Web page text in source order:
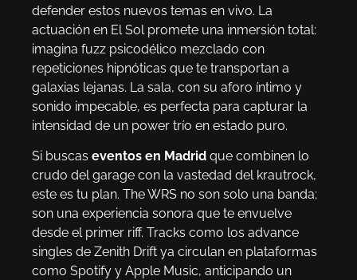
defender estos nuevos temas en vivo. La
actuación en El Sol promete una inmersión total:
imagina fuzz psicodélico mezclado con
repeticiones hipnóticas que te transportan a
galaxias lejanas. La sala, con su aforo íntimo y
sonido impecable, es perfecta para capturar la
intensidad de un power trío en estado puro.
Si buscas eventos en Madrid que combinen lo
crudo del garage con la vastedad del krautrock,
este es tu plan. The WRS no son solo una banda;
son una experiencia sonora que te envuelve
desde el primer riff. Tracks como los advance
singles de Zenith Drift ya circulan en plataformas
como Spotify y Apple Music, anticipando un